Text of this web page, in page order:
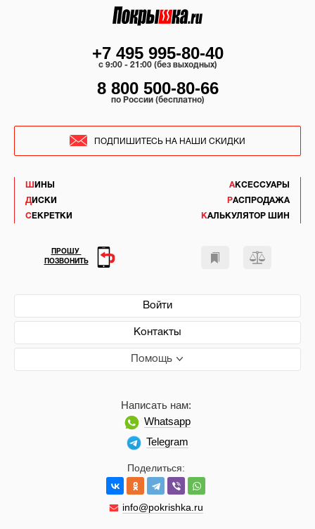
ШИНЫ
ДИСКИ
СЕКРЕТКИ
АКСЕССУАРЫ
РАСПРОДАЖА
КАЛЬКУЛЯТОР ШИН
Войти
Контакты
Помощь
Поделиться:
info@pokrishka.ru
Написать нам:
Whatsapp
Telegram
+7 495 995-80-40
c 9:00 - 21:00 (без выходных)
8 800 500-80-66
по России (бесплатно)
ПОДПИШИТЕСЬ НА НАШИ СКИДКИ
ПРОШУ
ПОЗВОНИТЬ